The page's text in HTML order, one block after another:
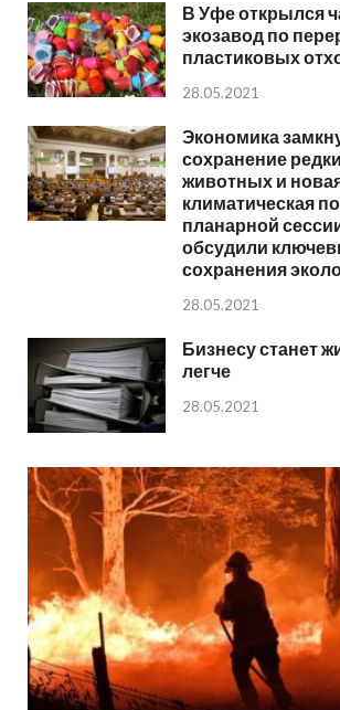
В Уфе открылся
экозавод по
пластиковых
28.05.2021
Экономика
сохранение
животных и
климатическая
планарной
обсудили
сохранения
28.05.2021
Бизнесу станет
легче
28.05.2021